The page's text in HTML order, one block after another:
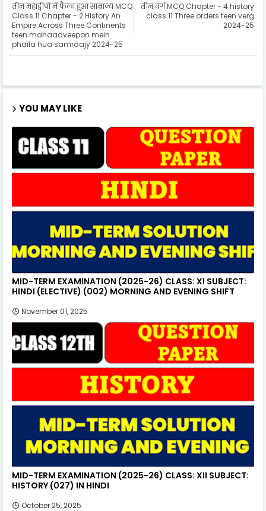
तीन वर्ग MCQ Chapter - 4 history
class 11 Three orders teen verg
2024-25
तीन महाद्वीपों में फैला हुआ साम्राज्य MCQ
Class 11 Chapter - 2 History An
Empire Across Three Continents
teen mahaadveepon mein
phaila hua samraajy 2024-25
YOU MAY LIKE
MID-TERM EXAMINATION (2025-26) CLASS: XI SUBJECT:
HINDI (ELECTIVE) (002) MORNING AND EVENING SHIFT
November 01, 2025
MID-TERM EXAMINATION (2025-26) CLASS: XII SUBJECT:
HISTORY (027) IN HINDI
October 25, 2025